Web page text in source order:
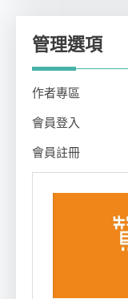
管理選項
作者專區
會員登入
會員註冊